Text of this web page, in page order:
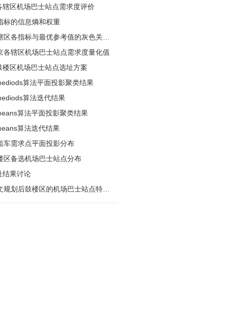
辖区机场巴士站点需求度评价
标的信息熵和权重
区各指标与最优参考值的灰色关联
各辖区机场巴士站点需求度量化值
楼区机场巴士站点选址方案
算法平面投影聚类结果
算法迭代结果
算法平面投影聚类结果
算法迭代结果
车需求点平面投影分布
区备选机场巴士站点分布
结果讨论
规划后鼓楼区的机场巴士站点特征
比